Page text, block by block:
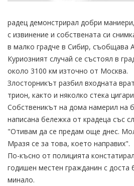
радец демонстрирал добри
с извинение и собствената си
в малко градче в Сибир, съобщава
Куриозният случай се състоял в
около 3100 км източно от Москва.
Злосторникът разбил входната
трион, както и няколко стека
Собственикът на дома намерил на
написана бележка от крадеца със
"Отивам да се предам още днес.
Мразя се за това, което направих".
По-късно от полицията
годишен местен гражданин с доста
минало.